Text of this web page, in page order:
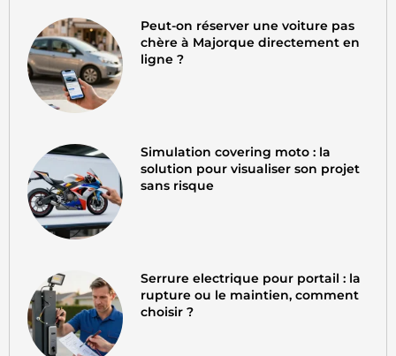
Peut-on réserver une voiture pas
chère à Majorque directement en
ligne ?
Simulation covering moto : la
solution pour visualiser son projet
sans risque
Serrure electrique pour portail : la
rupture ou le maintien, comment
choisir ?